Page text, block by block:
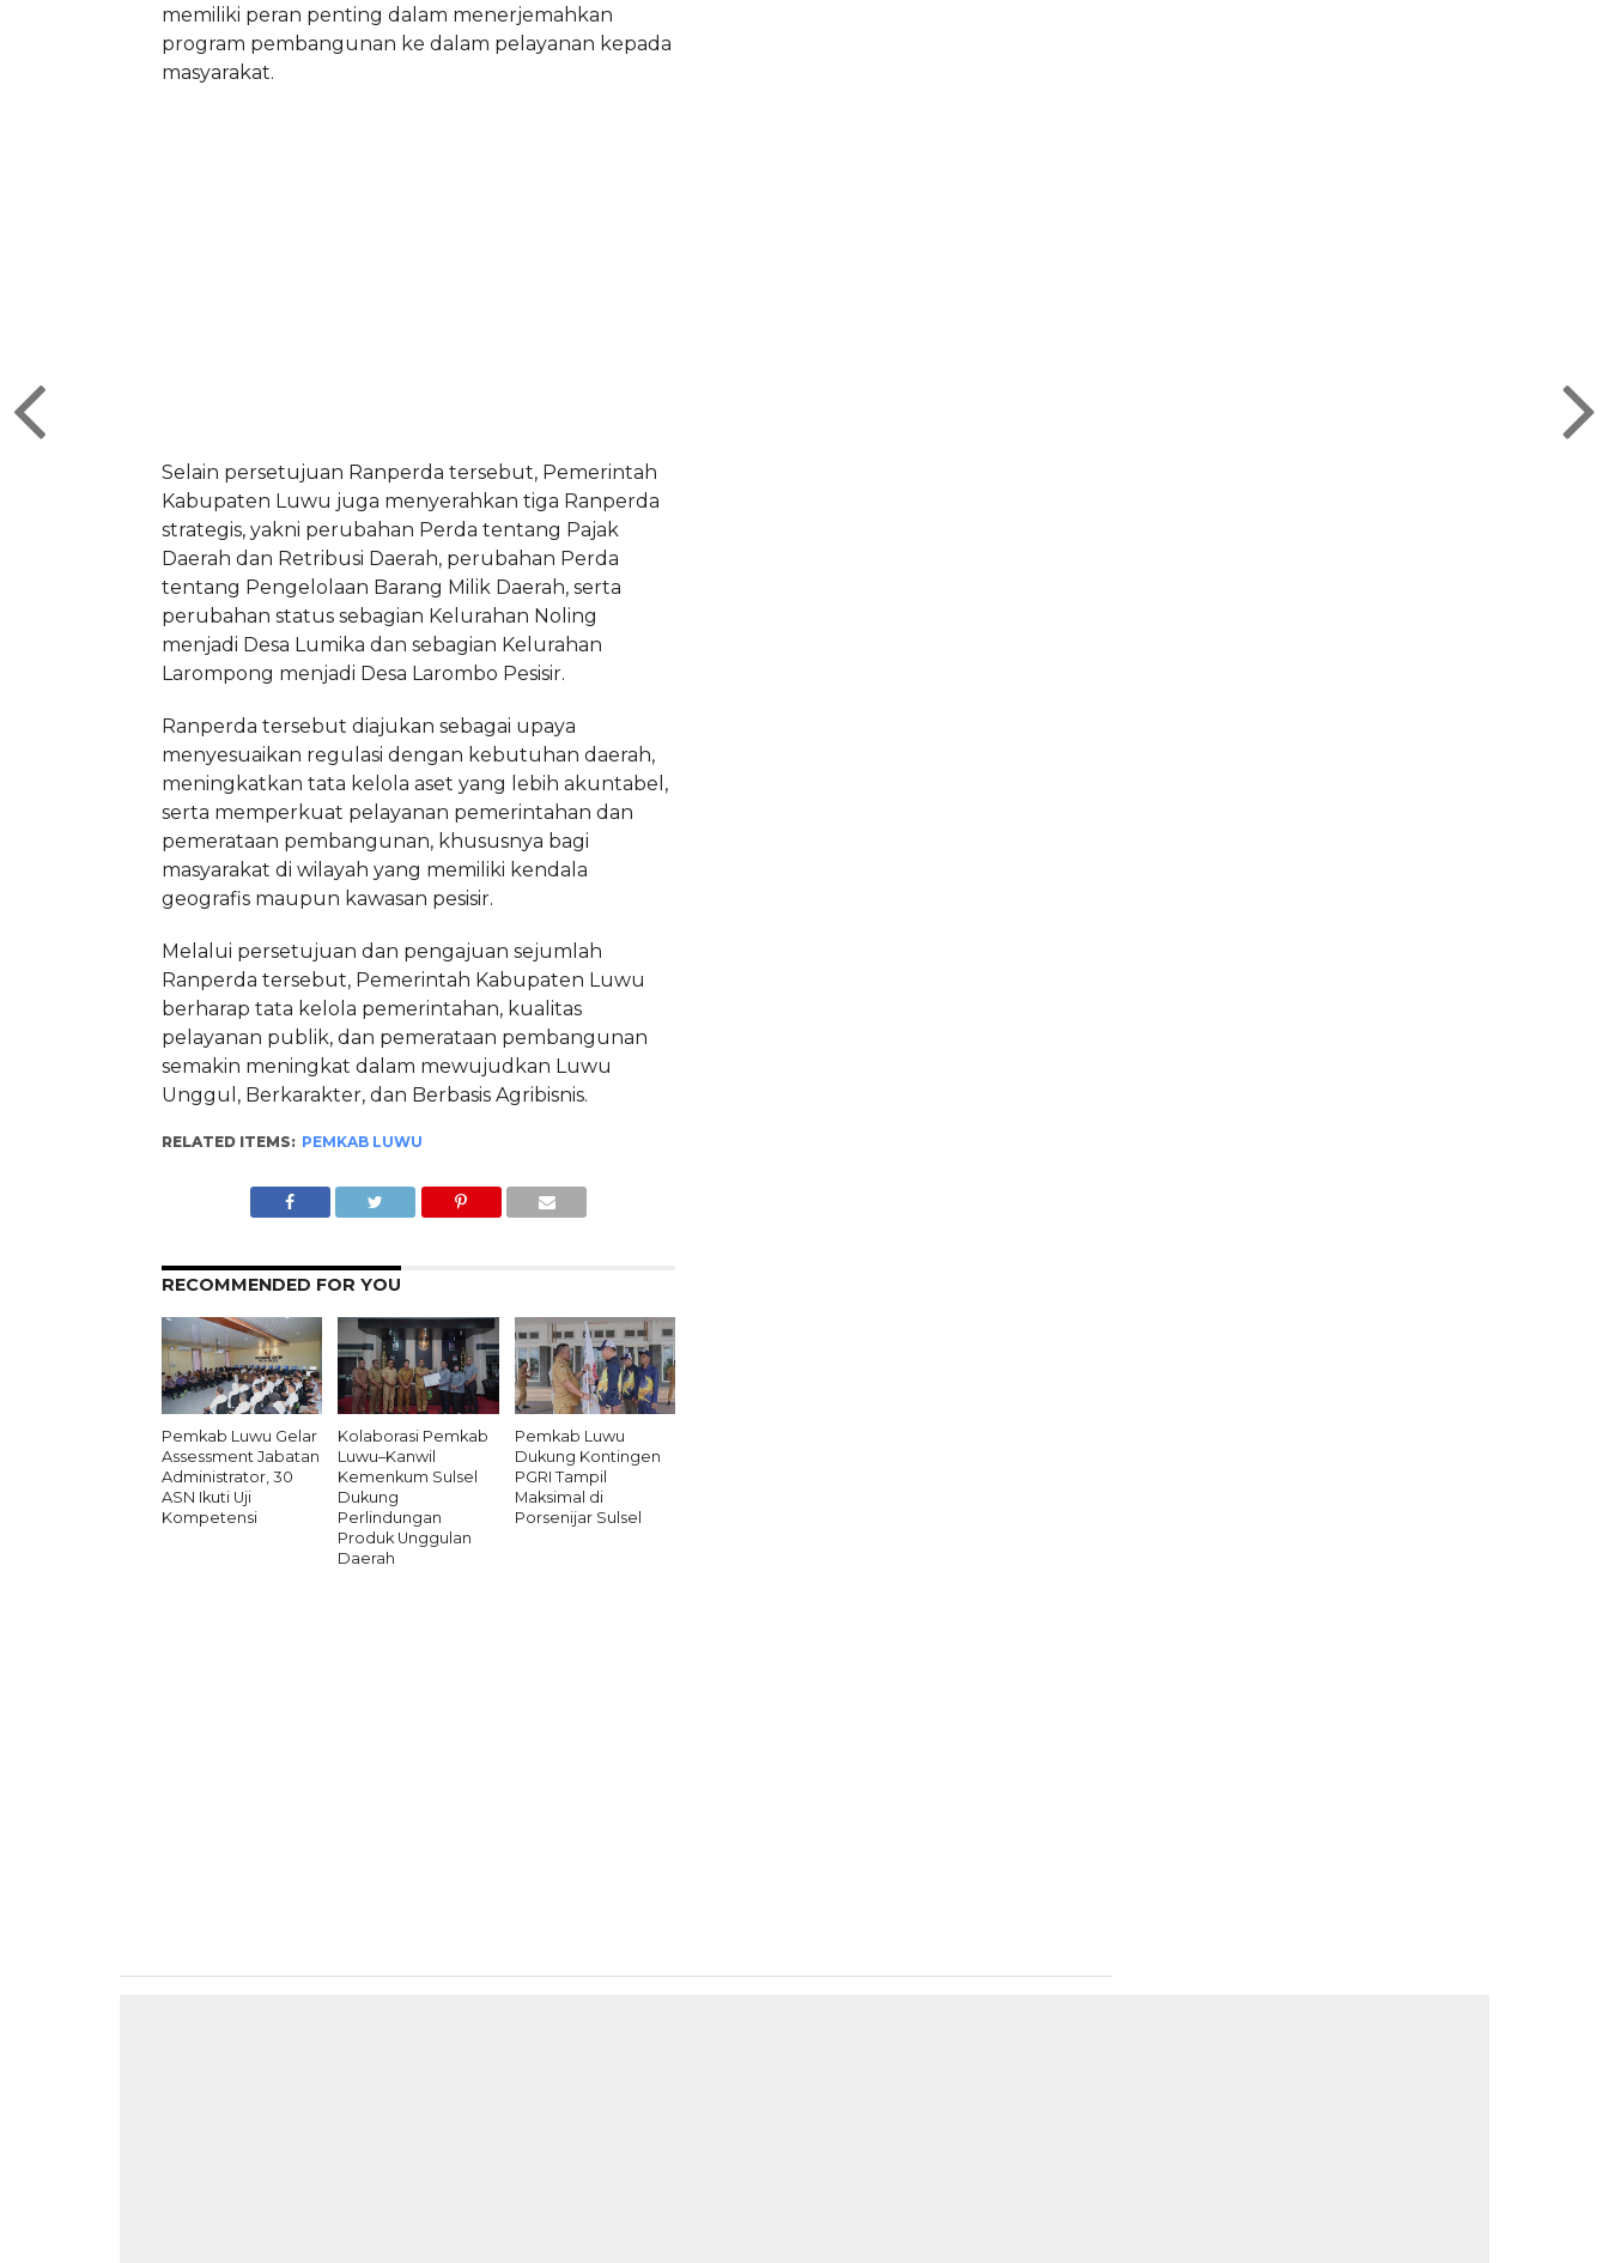
memiliki peran penting dalam menerjemahkan
program pembangunan ke dalam pelayanan kepada
masyarakat.
Selain persetujuan Ranperda tersebut, Pemerintah
Kabupaten Luwu juga menyerahkan tiga Ranperda
strategis, yakni perubahan Perda tentang Pajak
Daerah dan Retribusi Daerah, perubahan Perda
tentang Pengelolaan Barang Milik Daerah, serta
perubahan status sebagian Kelurahan Noling
menjadi Desa Lumika dan sebagian Kelurahan
Larompong menjadi Desa Larombo Pesisir.
Ranperda tersebut diajukan sebagai upaya
menyesuaikan regulasi dengan kebutuhan daerah,
meningkatkan tata kelola aset yang lebih akuntabel,
serta memperkuat pelayanan pemerintahan dan
pemerataan pembangunan, khususnya bagi
masyarakat di wilayah yang memiliki kendala
geografis maupun kawasan pesisir.
Melalui persetujuan dan pengajuan sejumlah
Ranperda tersebut, Pemerintah Kabupaten Luwu
berharap tata kelola pemerintahan, kualitas
pelayanan publik, dan pemerataan pembangunan
semakin meningkat dalam mewujudkan Luwu
Unggul, Berkarakter, dan Berbasis Agribisnis.
RELATED ITEMS: PEMKAB LUWU
RECOMMENDED FOR YOU
Pemkab Luwu Gelar
Assessment Jabatan
Administrator, 30
ASN Ikuti Uji
Kompetensi
Kolaborasi Pemkab
Luwu–Kanwil
Kemenkum Sulsel
Dukung
Perlindungan
Produk Unggulan
Daerah
Pemkab Luwu
Dukung Kontingen
PGRI Tampil
Maksimal di
Porsenijar Sulsel